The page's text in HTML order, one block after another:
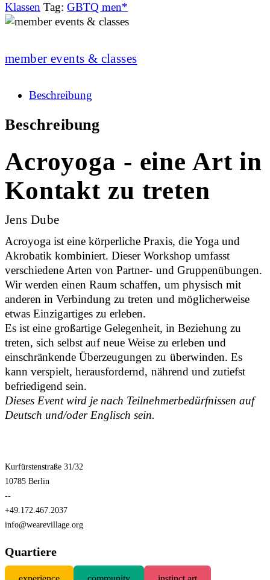
Klassen Tag: GBTQ men*
member events & classes
Beschreibung
Beschreibung
Acroyoga - eine Art in
Kontakt zu treten
Jens Dube
Acroyoga ist eine körperliche Praxis, die Yoga und
Akrobatik kombiniert. Dieser Workshop umfasst
verschiedene Arten von Partner- und Gruppenübungen.
Wir werden einen Raum schaffen, um physisch mit
anderen in Verbindung zu treten und möglicherweise
etwas Einzigartiges zu erleben.
Es ist eine großartige Gelegenheit, in Beziehung zu
treten, sich selbst auf neue Weise zu erleben und
einschränkende Überzeugungen zu überwinden. Es
kann verspielt, herausfordernd, nährend und zutiefst
befriedigend sein.
Dieses Event wird je nach Teilnehmerbedürfnissen auf
Deutsch und/oder Englisch sein.
Kurfürstenstraße 31/32
10785 Berlin
--
+49.172.467.2037
info@wearevillage.org
Quartiere